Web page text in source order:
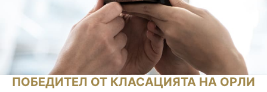
ПОБЕДИТЕЛ ОТ КЛАСАЦИЯТА НА ОРЛИ